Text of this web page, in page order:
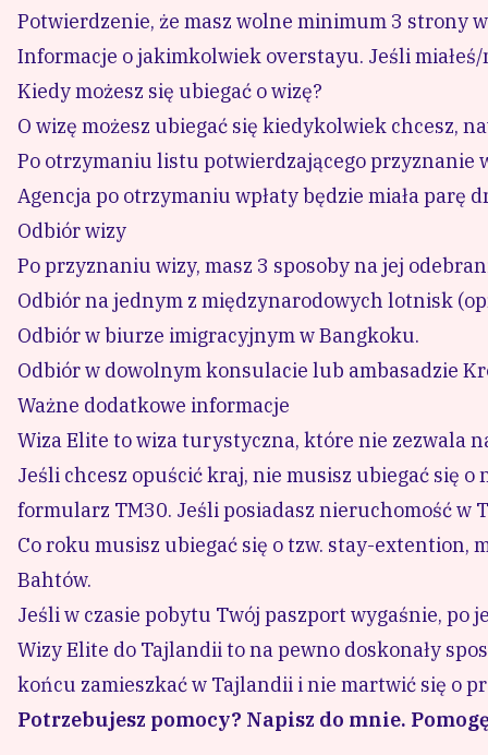
Potwierdzenie, że masz wolne minimum 3 strony
Informacje o jakimkolwiek overstayu. Jeśli
Kiedy możesz się ubiegać o wizę?
O wizę możesz ubiegać się kiedykolwiek chcesz,
Po otrzymaniu listu potwierdzającego przyznanie
Agencja po otrzymaniu wpłaty będzie miała parę
Odbiór wizy
Po przyznaniu wizy, masz 3 sposoby na jej
Odbiór na jednym z międzynarodowych lotnisk
Odbiór w biurze imigracyjnym w Bangkoku.
Odbiór w dowolnym konsulacie lub ambasadzie
Ważne dodatkowe informacje
Wiza Elite to wiza turystyczna, które nie zezwala
Jeśli chcesz opuścić kraj, nie musisz ubiegać się
formularz TM30. Jeśli posiadasz nieruchomość w
Co roku musisz ubiegać się o tzw. stay-extention,
Bahtów.
Jeśli w czasie pobytu Twój paszport wygaśnie, po
Wizy Elite do Tajlandii to na pewno doskonały
końcu zamieszkać w Tajlandii i nie martwić się o
Potrzebujesz pomocy? Napisz do mnie.